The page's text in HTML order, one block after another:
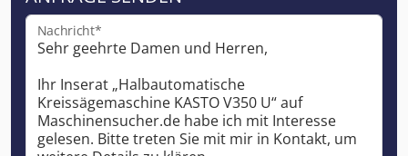
Nachricht*